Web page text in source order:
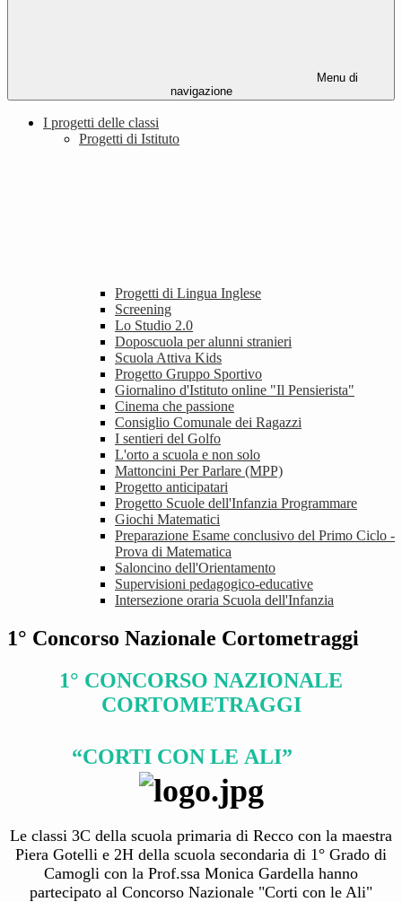
Menu di
navigazione
I progetti delle classi
Progetti di Istituto
Progetti di Lingua Inglese
Screening
Lo Studio 2.0
Doposcuola per alunni stranieri
Scuola Attiva Kids
Progetto Gruppo Sportivo
Giornalino d'Istituto online "Il Pensierista"
Cinema che passione
Consiglio Comunale dei Ragazzi
I sentieri del Golfo
L'orto a scuola e non solo
Mattoncini Per Parlare (MPP)
Progetto anticipatari
Progetto Scuole dell'Infanzia Programmare
Giochi Matematici
Preparazione Esame conclusivo del Primo Ciclo -
Prova di Matematica
Saloncino dell'Orientamento
Supervisioni pedagogico-educative
Intersezione oraria Scuola dell'Infanzia
1° Concorso Nazionale Cortometraggi
1° CONCORSO NAZIONALE
CORTOMETRAGGI
“CORTI CON LE ALI”
Le classi 3C della scuola primaria di Recco con la maestra
Piera Gotelli e 2H della scuola secondaria di 1° Grado di
Camogli con la Prof.ssa Monica Gardella hanno
partecipato al Concorso Nazionale "Corti con le Ali"